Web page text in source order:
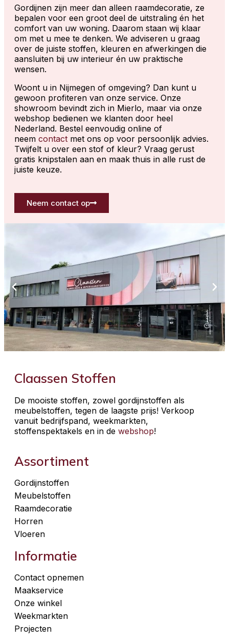
Gordijnen zijn meer dan alleen raamdecoratie, ze
bepalen voor een groot deel de uitstraling én het
comfort van uw woning. Daarom staan wij klaar
om met u mee te denken. We adviseren u graag
over de juiste stoffen, kleuren en afwerkingen die
aansluiten bij uw interieur én uw praktische
wensen.
Woont u in Nijmegen of omgeving? Dan kunt u
gewoon profiteren van onze service. Onze
showroom bevindt zich in Mierlo, maar via onze
webshop bedienen we klanten door heel
Nederland. Bestel eenvoudig online of
neem contact met ons op voor persoonlijk advies.
Twijfelt u over een stof of kleur? Vraag gerust
gratis knipstalen aan en maak thuis in alle rust de
juiste keuze.
Neem contact op
Claassen Stoffen
De mooiste stoffen, zowel gordijnstoffen als
meubelstoffen, tegen de laagste prijs! Verkoop
vanuit bedrijfspand, weekmarkten,
stoffenspektakels en in de webshop!
Assortiment
Gordijnstoffen
Meubelstoffen
Raamdecoratie
Horren
Vloeren
Informatie
Contact opnemen
Maakservice
Onze winkel
Weekmarkten
Projecten